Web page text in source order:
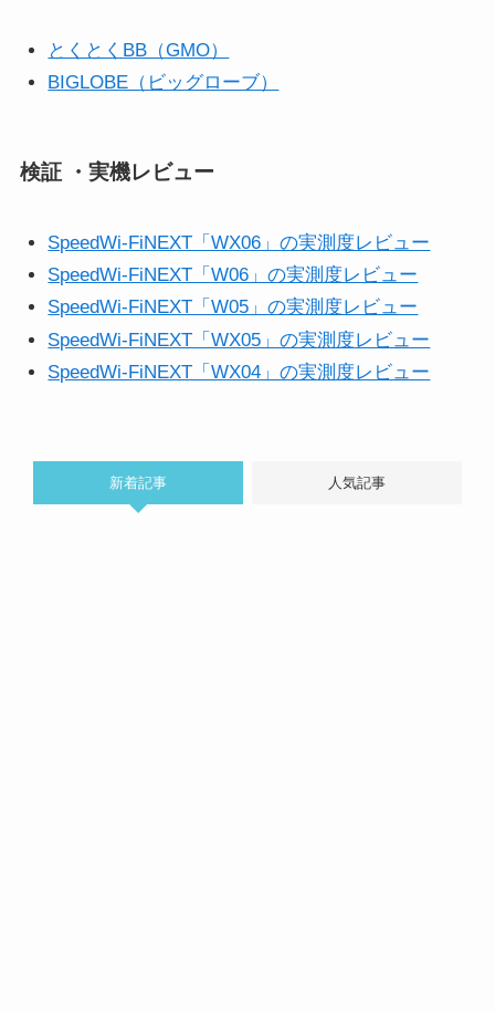
とくとくBB（GMO）
BIGLOBE（ビッグローブ）
検証 ・実機レビュー
SpeedWi-FiNEXT「WX06」の実測度レビュー
SpeedWi-FiNEXT「W06」の実測度レビュー
SpeedWi-FiNEXT「W05」の実測度レビュー
SpeedWi-FiNEXT「WX05」の実測度レビュー
SpeedWi-FiNEXT「WX04」の実測度レビュー
新着記事 人気記事